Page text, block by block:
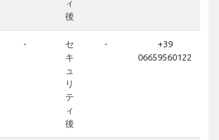
ィ
後
-
セ
キ
ュ
リ
テ
ィ
後
-
+39
06659560122